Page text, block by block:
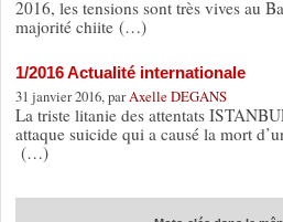
2016, les tensions sont très vives au
majorité chiite (…)
1/2016 Actualité internationale
31 janvier 2016, parAxelle DEGANS
La triste litanie des attentats
attaque suicide qui a causé la mort
(…)